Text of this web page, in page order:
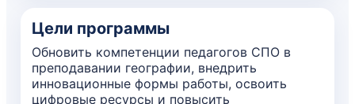
Цели программы
Обновить компетенции педагогов СПО в
преподавании географии, внедрить
инновационные формы работы, освоить
цифровые ресурсы и повысить